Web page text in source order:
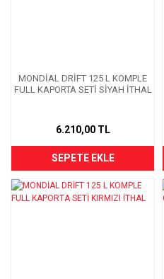
MONDİAL DRİFT 125 L KOMPLE
FULL KAPORTA SETİ SİYAH İTHAL
6.210,00 TL
SEPETE EKLE